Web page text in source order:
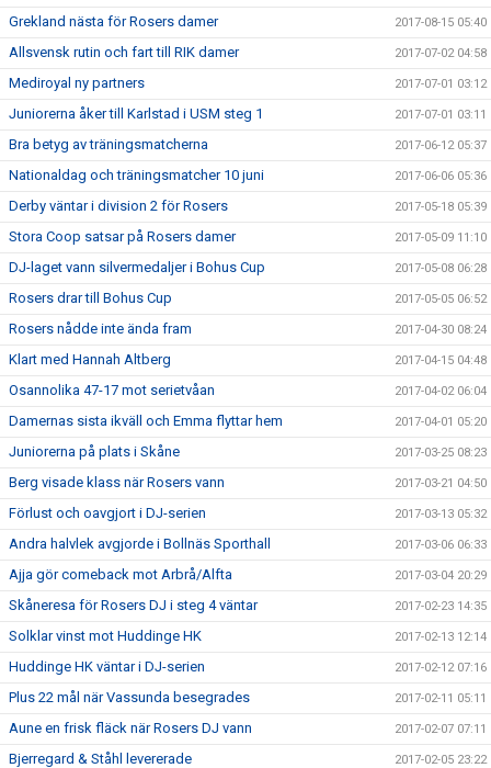
Grekland nästa för Rosers damer 2017-08-15 05:40
Allsvensk rutin och fart till RIK damer 2017-07-02 04:58
Mediroyal ny partners 2017-07-01 03:12
Juniorerna åker till Karlstad i USM steg 1 2017-07-01 03:11
Bra betyg av träningsmatcherna 2017-06-12 05:37
Nationaldag och träningsmatcher 10 juni 2017-06-06 05:36
Derby väntar i division 2 för Rosers 2017-05-18 05:39
Stora Coop satsar på Rosers damer 2017-05-09 11:10
DJ-laget vann silvermedaljer i Bohus Cup 2017-05-08 06:28
Rosers drar till Bohus Cup 2017-05-05 06:52
Rosers nådde inte ända fram 2017-04-30 08:24
Klart med Hannah Altberg 2017-04-15 04:48
Osannolika 47-17 mot serietvåan 2017-04-02 06:04
Damernas sista ikväll och Emma flyttar hem 2017-04-01 05:20
Juniorerna på plats i Skåne 2017-03-25 08:23
Berg visade klass när Rosers vann 2017-03-21 04:50
Förlust och oavgjort i DJ-serien 2017-03-13 05:32
Andra halvlek avgjorde i Bollnäs Sporthall 2017-03-06 06:33
Ajja gör comeback mot Arbrå/Alfta 2017-03-04 20:29
Skåneresa för Rosers DJ i steg 4 väntar 2017-02-23 14:35
Solklar vinst mot Huddinge HK 2017-02-13 12:14
Huddinge HK väntar i DJ-serien 2017-02-12 07:16
Plus 22 mål när Vassunda besegrades 2017-02-11 05:11
Aune en frisk fläck när Rosers DJ vann 2017-02-07 07:11
Bjerregard & Ståhl levererade 2017-02-05 23:22